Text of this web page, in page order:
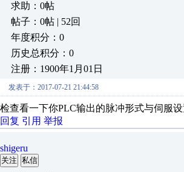
求助：0帖
帖子：0帖 | 52回
年度积分：0
历史总积分：0
注册：1900年1月01日
发表于：2017-07-21 21:44:58
检查看一下你PLC输出的脉冲形式与伺服
回复 引用 举报
shigeru
关注 私信